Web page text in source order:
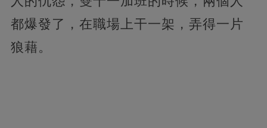
都爆發了，在職場上干一架，弄得一片
狼藉。